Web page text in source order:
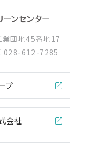
団地45番地17
028-612-7285
プ
会社